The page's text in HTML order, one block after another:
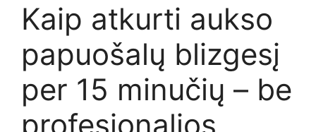
Kaip atkurti aukso
papuošalų blizgesį
per 15 minučių – be
profesionalios